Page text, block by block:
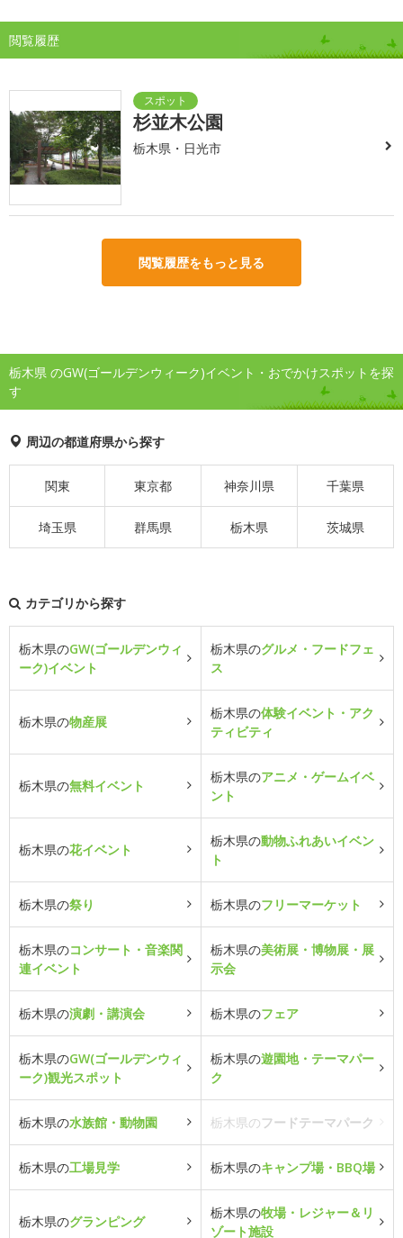
閲覧履歴
杉並木公園
栃木県・日光市
閲覧履歴をもっと見る
栃木県 のGW(ゴールデンウィーク)イベント・おでかけスポットを探
す
周辺の都道府県から探す
関東 東京都 神奈川県 千葉県
埼玉県 群馬県 栃木県 茨城県
カテゴリから探す
栃木県のGW(ゴールデンウィ
ーク)イベント
栃木県のグルメ・フードフェ
ス
栃木県の物産展
栃木県の体験イベント・アク
ティビティ
栃木県の無料イベント
栃木県のアニメ・ゲームイベ
ント
栃木県の花イベント
栃木県の動物ふれあいイベン
ト
栃木県の祭り 栃木県のフリーマーケット
栃木県のコンサート・音楽関
連イベント
栃木県の美術展・博物展・展
示会
栃木県の演劇・講演会 栃木県のフェア
栃木県のGW(ゴールデンウィ
ーク)観光スポット
栃木県の遊園地・テーマパー
ク
栃木県の水族館・動物園 栃木県のフードテーマパーク
栃木県の工場見学 栃木県のキャンプ場・BBQ場
栃木県のグランピング
栃木県の牧場・レジャー＆リ
ゾート施設